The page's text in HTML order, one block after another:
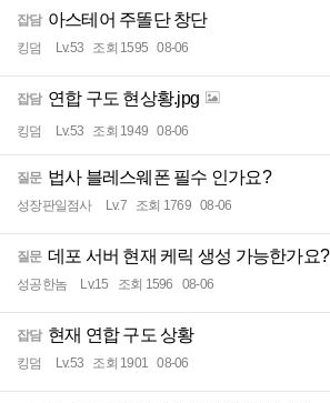
잡담 아스테어 주똘단 창단
킹덤 Lv.53 조회 1595 08-06
잡담 연합 구도 현상황.jpg
킹덤 Lv.53 조회 1949 08-06
질문 법사 블레스웨폰 필수 인가요?
성장판일점사 Lv.7 조회 1769 08-06
질문 데포 서버 현재 케릭 생성 가능한가요?
성공한놈 Lv.15 조회 1596 08-06
잡담 현재 연합 구도 상황
킹덤 Lv.53 조회 1901 08-06